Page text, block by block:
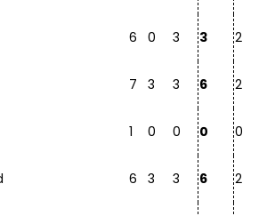
6 0 3 3 2
7 3 3 6 2
1 0 0 0 0
6 3 3 6 2